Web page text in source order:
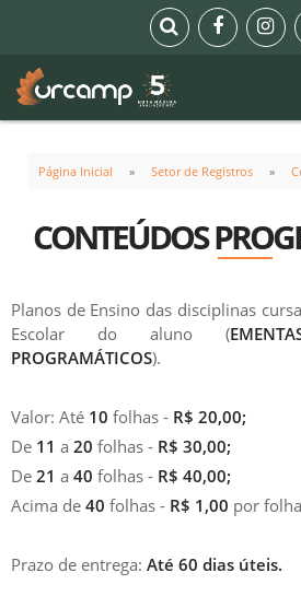
Página Inicial Setor de Registros
CONTEÚDOS
Planos de Ensino das disciplinas
Escolar do aluno (
PROGRAMÁTICOS).
Valor: Até 10 folhas - R$ 20,00;
De 11 a 20 folhas - R$ 30,00;
De 21 a 40 folhas - R$ 40,00;
Acima de 40 folhas - R$ 1,00 por folha
Prazo de entrega: Até 60 dias úteis.